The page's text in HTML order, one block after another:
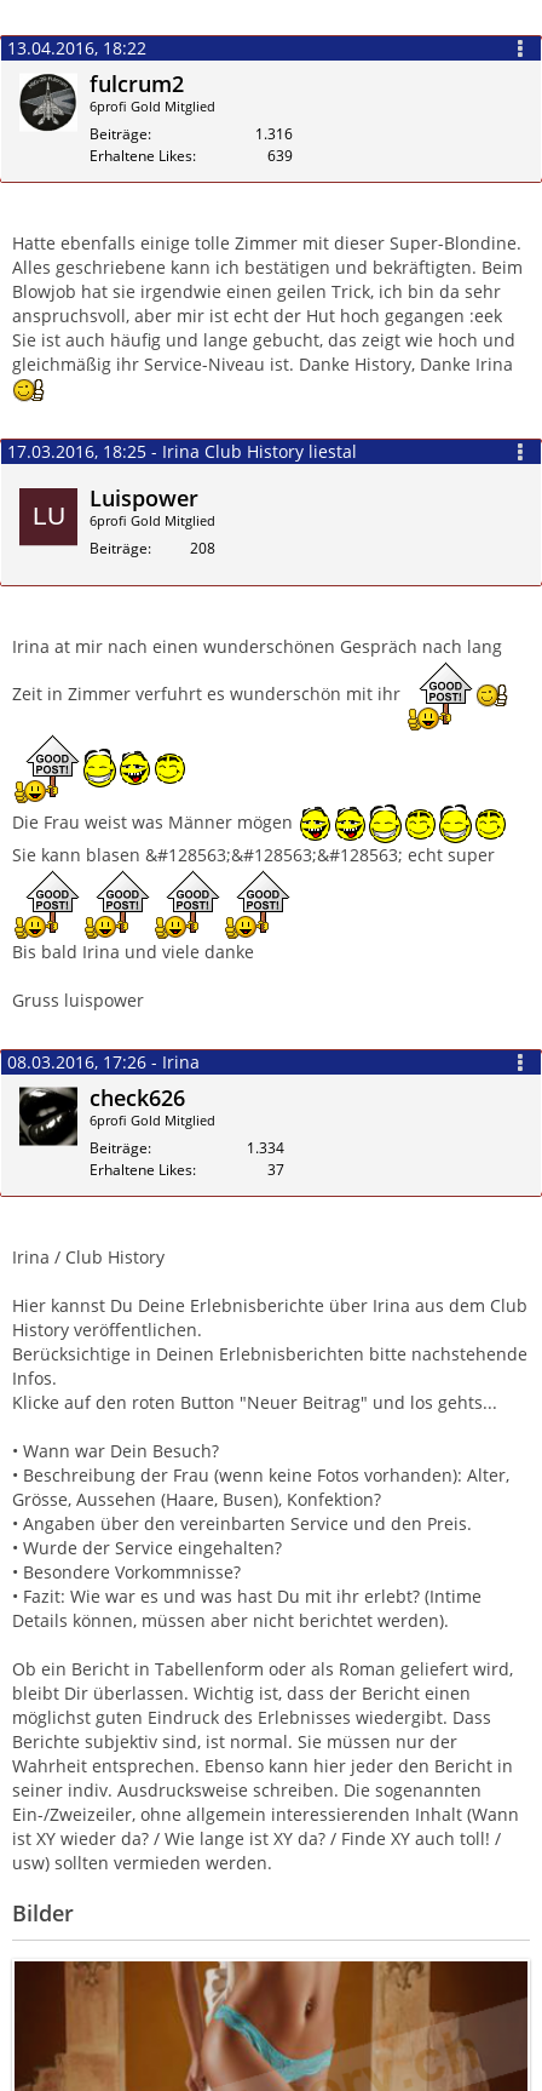
13.04.2016, 18:22
fulcrum2
6profi Gold Mitglied
Beiträge
1.316
Erhaltene Likes
639
Hatte ebenfalls einige tolle Zimmer mit dieser Super-Blondine.
Alles geschriebene kann ich bestätigen und bekräftigten. Beim
Blowjob hat sie irgendwie einen geilen Trick, ich bin da sehr
anspruchsvoll, aber mir ist echt der Hut hoch gegangen :eek
Sie ist auch häufig und lange gebucht, das zeigt wie hoch und
gleichmäßig ihr Service-Niveau ist. Danke History, Danke Irina
Zitieren
17.03.2016, 18:25 - Irina Club History liestal
Luispower
6profi Gold Mitglied
Beiträge 208
Irina at mir nach einen wunderschönen Gespräch nach lang
Zeit in Zimmer verfuhrt es wunderschön mit ihr
Die Frau weist was Männer mögen
Sie kann blasen &#128563;&#128563;&#128563; echt super
Bis bald Irina und viele danke
Gruss luispower
Zitieren
08.03.2016, 17:26 - Irina
check626
6profi Gold Mitglied
Beiträge
1.334
Erhaltene Likes
37
Irina / Club History
Hier kannst Du Deine Erlebnisberichte über Irina aus dem Club
History veröffentlichen.
Berücksichtige in Deinen Erlebnisberichten bitte nachstehende
Infos.
Klicke auf den roten Button "Neuer Beitrag" und los gehts...
• Wann war Dein Besuch?
• Beschreibung der Frau (wenn keine Fotos vorhanden): Alter,
Grösse, Aussehen (Haare, Busen), Konfektion?
• Angaben über den vereinbarten Service und den Preis.
• Wurde der Service eingehalten?
• Besondere Vorkommnisse?
• Fazit: Wie war es und was hast Du mit ihr erlebt? (Intime
Details können, müssen aber nicht berichtet werden).
Ob ein Bericht in Tabellenform oder als Roman geliefert wird,
bleibt Dir überlassen. Wichtig ist, dass der Bericht einen
möglichst guten Eindruck des Erlebnisses wiedergibt. Dass
Berichte subjektiv sind, ist normal. Sie müssen nur der
Wahrheit entsprechen. Ebenso kann hier jeder den Bericht in
seiner indiv. Ausdrucksweise schreiben. Die sogenannten
Ein-/Zweizeiler, ohne allgemein interessierenden Inhalt (Wann
ist XY wieder da? / Wie lange ist XY da? / Finde XY auch toll! /
usw) sollten vermieden werden.
Bilder